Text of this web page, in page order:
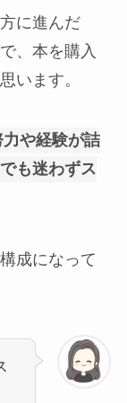
に進んだ
、本を購入
います。
や経験が詰
も迷わずス
成になって